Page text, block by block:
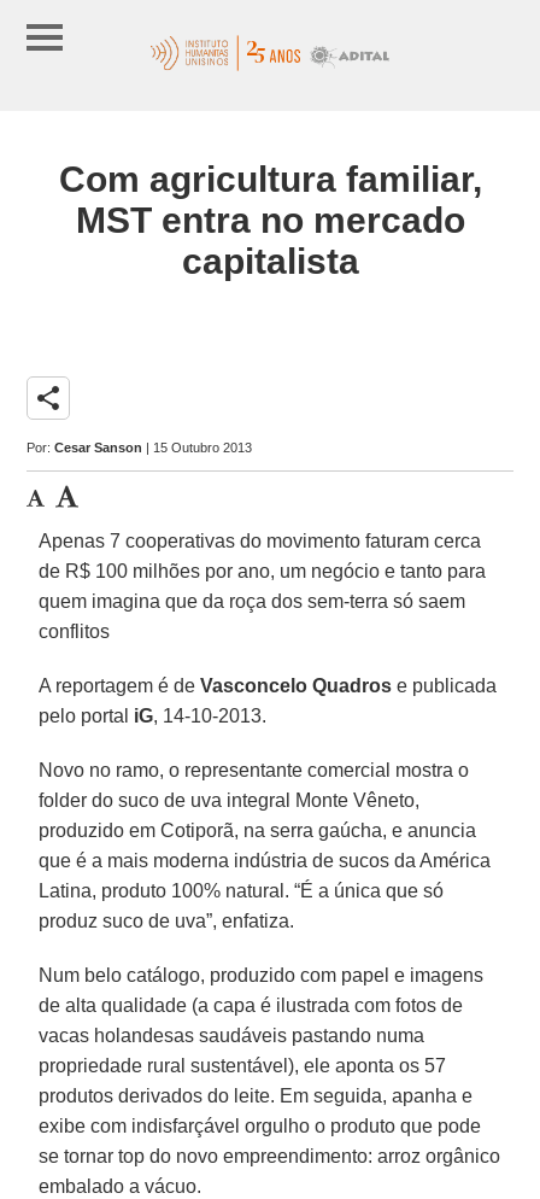
Com agricultura familiar,
MST entra no mercado
capitalista
share
Por:Cesar Sanson | 15 Outubro 2013
Apenas 7 cooperativas do movimento faturam cerca
de R$ 100 milhões por ano, um negócio e tanto para
quem imagina que da roça dos sem-terra só saem
conflitos
A reportagem é deVasconcelo Quadros e publicada
pelo portal iG, 14-10-2013.
Novo no ramo, o representante comercial mostra o
folder do suco de uva integral Monte Vêneto,
produzido em Cotiporã, na serra gaúcha, e anuncia
que é a mais moderna indústria de sucos da América
Latina, produto 100% natural. “É a única que só
produz suco de uva”, enfatiza.
Num belo catálogo, produzido com papel e imagens
de alta qualidade (a capa é ilustrada com fotos de
vacas holandesas saudáveis pastando numa
propriedade rural sustentável), ele aponta os 57
produtos derivados do leite. Em seguida, apanha e
exibe com indisfarçável orgulho o produto que pode
se tornar top do novo empreendimento: arroz orgânico
embalado a vácuo.